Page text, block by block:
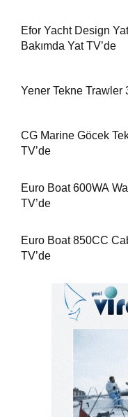
Efor Yacht Design
Bakımda Yat TV’de
Yener Tekne Trawler
CG Marine Göcek
TV’de
Euro Boat 600WA
TV’de
Euro Boat 850CC
TV’de